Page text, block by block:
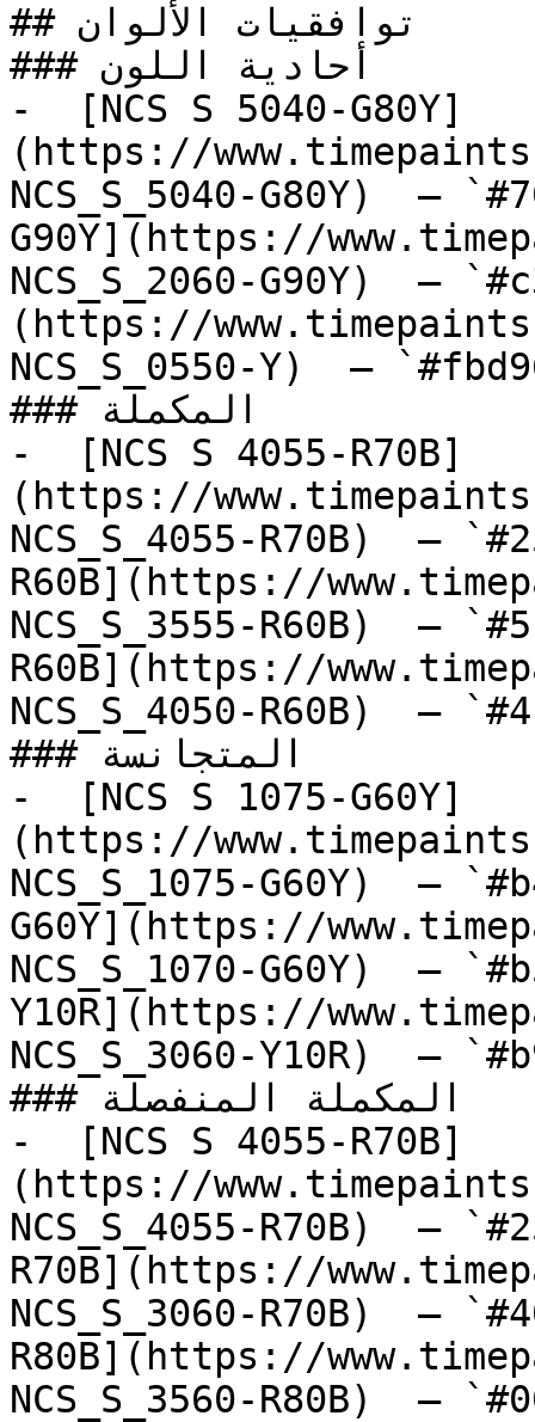
## توافقيات الألوان
### أحادية اللون
-  [NCS S 5040-G80Y]
(https://
NCS_S_5040-G80Y)  —
G90Y](https://
NCS_S_2060-G90Y)  —
(https://
NCS_S_0550-Y)  —
### المكملة
-  [NCS S 4055-R70B]
(https://
NCS_S_4055-R70B)  —
R60B](https://
NCS_S_3555-R60B)  —
R60B](https://
NCS_S_4050-R60B)  —
### المتجانسة
-  [NCS S 1075-G60Y]
(https://
NCS_S_1075-G60Y)  —
G60Y](https://
NCS_S_1070-G60Y)  —
Y10R](https://
NCS_S_3060-Y10R)  —
### المكملة المنفصلة
-  [NCS S 4055-R70B]
(https://
NCS_S_4055-R70B)  —
R70B](https://
NCS_S_3060-R70B)  —
R80B](https://
NCS_S_3560-R80B)  —